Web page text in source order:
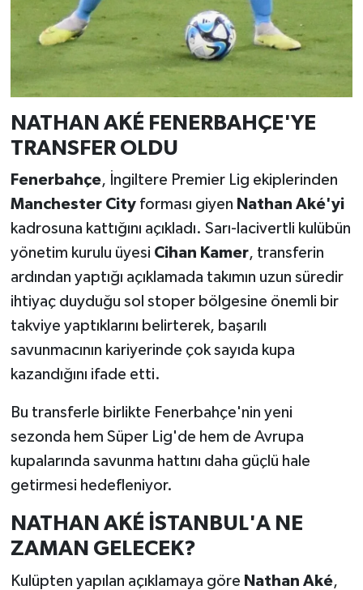
NATHAN AKÉ FENERBAHÇE'YE
TRANSFER OLDU
Fenerbahçe, İngiltere Premier Lig ekiplerinden
Manchester Cityforması giyen Nathan Aké'yi
kadrosuna kattığını açıkladı. Sarı-lacivertli kulübün
yönetim kurulu üyesi Cihan Kamer, transferin
ardından yaptığı açıklamada takımın uzun süredir
ihtiyaç duyduğu sol stoper bölgesine önemli bir
takviye yaptıklarını belirterek, başarılı
savunmacının kariyerinde çok sayıda kupa
kazandığını ifade etti.
Bu transferle birlikte Fenerbahçe'nin yeni
sezonda hem Süper Lig'de hem de Avrupa
kupalarında savunma hattını daha güçlü hale
getirmesi hedefleniyor.
NATHAN AKÉ İSTANBUL'A NE
ZAMAN GELECEK?
Kulüpten yapılan açıklamaya göre Nathan Aké,